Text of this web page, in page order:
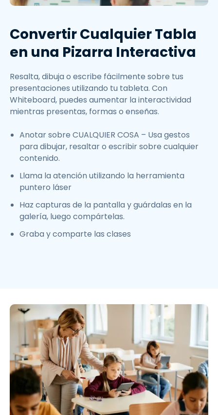
Convertir Cualquier Tabla
en una Pizarra Interactiva
Resalta, dibuja o escribe fácilmente sobre tus
presentaciones utilizando tu tableta. Con
Whiteboard, puedes aumentar la interactividad
mientras presentas, formas o enseñas.
Anotar sobre CUALQUIER COSA – Usa gestos
para dibujar, resaltar o escribir sobre cualquier
contenido.
Llama la atención utilizando la herramienta
puntero láser
Haz capturas de la pantalla y guárdalas en la
galería, luego compártelas.
Graba y comparte las clases